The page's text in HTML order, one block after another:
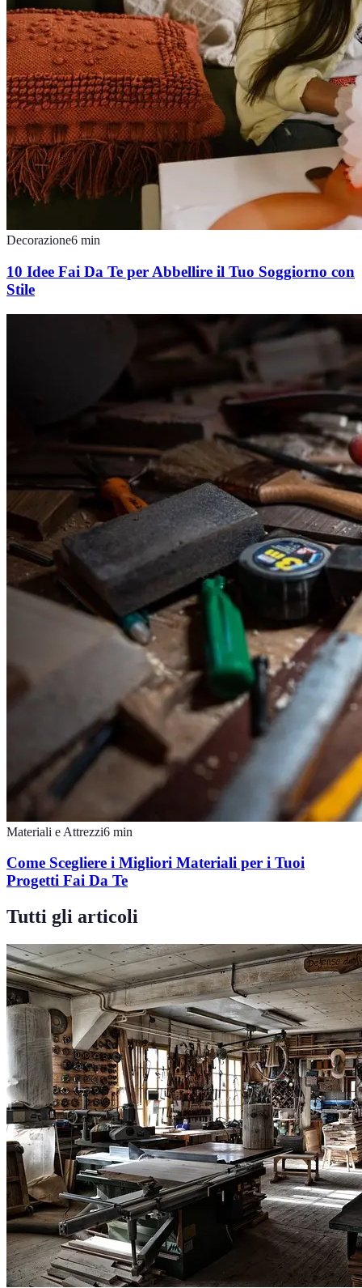
Decorazione6 min
10 Idee Fai Da Te per Abbellire il Tuo Soggiorno con
Stile
Materiali e Attrezzi6 min
Come Scegliere i Migliori Materiali per i Tuoi
Progetti Fai Da Te
Tutti gli articoli